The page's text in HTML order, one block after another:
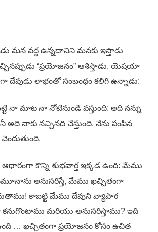
మన వద్ద ఉన్నదానిని మనకు ఇస్తాడు
“ప్రయోజనం” ఆశిస్తాడు. యెషయా
దేవుడు లాభంతో సంబంధం కలిగి ఉన్నాడు:
నా మాట నా నోటినుండి వస్తుంది: అది నన్ను
నాకు నచ్చినది చేస్తుంది, నేను పంపిన
ఆధారంగా కొన్ని శుభవార్త ఇక్కడ ఉంది: మేము
అనుసరిస్తే, మేము ఖచ్చితంగా
కాబట్టి మేము దేవుని వ్యాపార
మరియు అనుసరిస్తాము? ఇది
… ఖచ్చితంగా ప్రయోజనం కోసం ఉచిత